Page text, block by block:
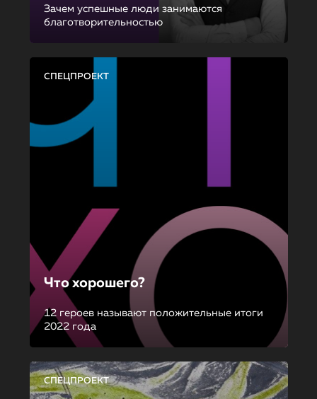
Зачем успешные люди занимаются
благотворительностью
СПЕЦПРОЕКТ
Что хорошего?
12 героев называют положительные итоги
2022 года
СПЕЦПРОЕКТ